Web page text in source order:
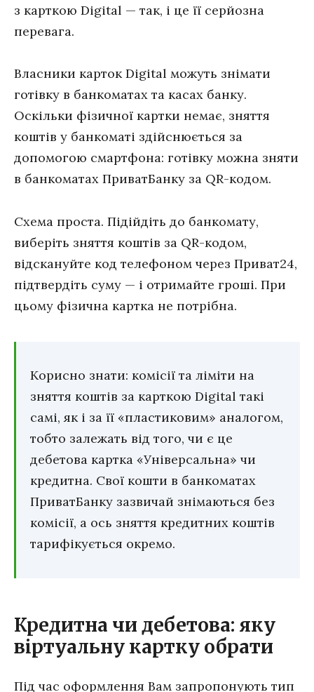
з карткою Digital — так, і це її серйозна
перевага.
Власники карток Digital можуть знімати
готівку в банкоматах та касах банку.
Оскільки фізичної картки немає, зняття
коштів у банкоматі здійснюється за
допомогою смартфона: готівку можна зняти
в банкоматах ПриватБанку за QR-кодом.
Схема проста. Підійдіть до банкомату,
виберіть зняття коштів за QR-кодом,
відскануйте код телефоном через Приват24,
підтвердіть суму — і отримайте гроші. При
цьому фізична картка не потрібна.
Корисно знати: комісії та ліміти на
зняття коштів за карткою Digital такі
самі, як і за її «пластиковим» аналогом,
тобто залежать від того, чи є це
дебетова картка «Універсальна» чи
кредитна. Свої кошти в банкоматах
ПриватБанку зазвичай знімаються без
комісії, а ось зняття кредитних коштів
тарифікується окремо.
Кредитна чи дебетова: яку
віртуальну картку обрати
Під час оформлення Вам запропонують тип